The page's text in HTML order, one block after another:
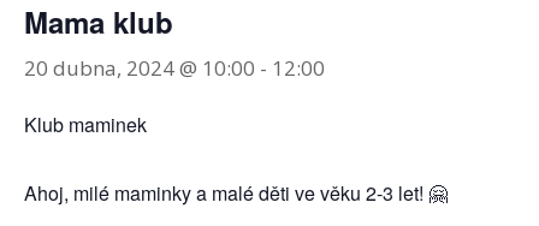
Mama klub
20 dubna, 2024 @ 10:00 - 12:00
Klub maminek
Ahoj, milé maminky a malé děti ve věku 2-3 let! 🤗